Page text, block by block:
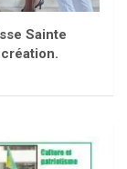
Sainte